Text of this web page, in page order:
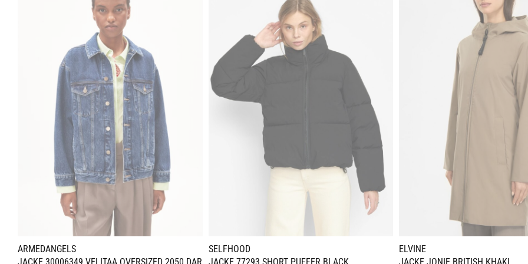
ARMEDANGELS
JACKE 30006349 VELITAA OVERSIZED 2050 DAR
SELFHOOD
JACKE 77293 SHORT PUFFER BLACK
ELVINE
JACKE JONIE BRITISH KHAKI